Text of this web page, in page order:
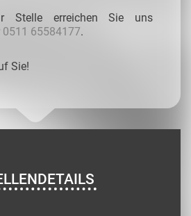
Stelle erreichen Sie uns
0511 65584177.
Sie!